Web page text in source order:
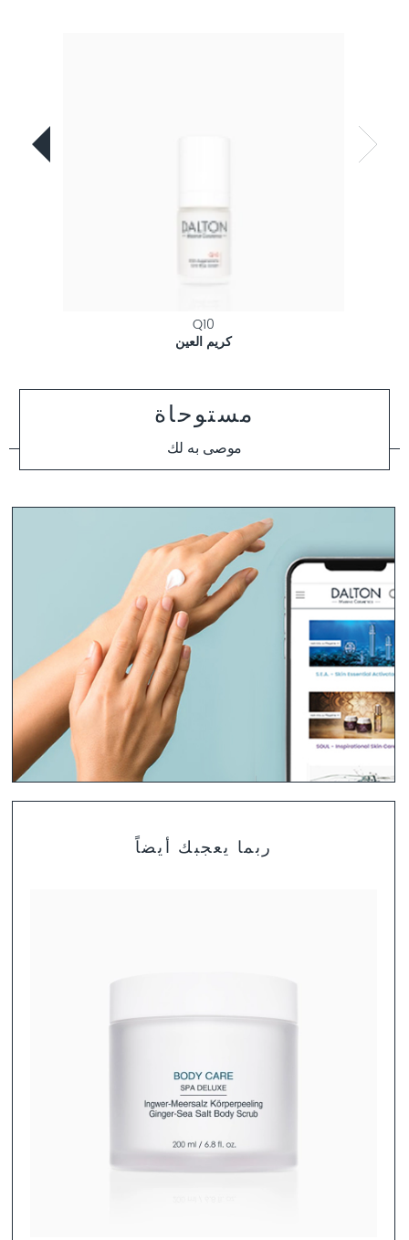
Q10
كريم العين
مستوحاة
موصى به لك
تشكيلة منتجات DALTON
لست متأكد بعد أي المنتجات هي الأنسب لبشرتك؟ ابحث عن
ربما يعجبك أيضاً